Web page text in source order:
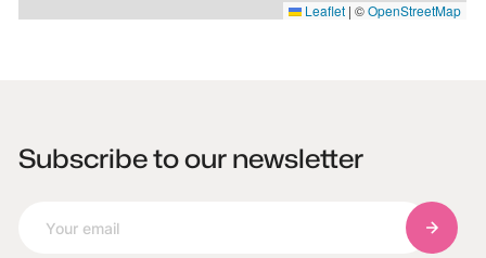
Leaflet | ©OpenStreetMap
Subscribe to our newsletter